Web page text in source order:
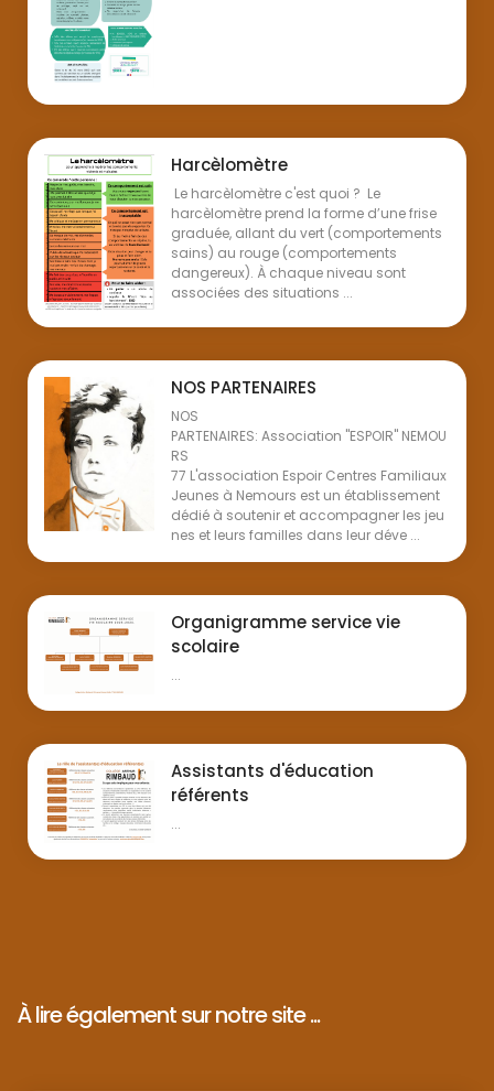
Harcèlomètre
Le harcèlomètre c'est quoi ? Le
harcèlomètre prend la forme d’une frise
graduée, allant du vert (comportements
sains) au rouge (comportements
dangereux). À chaque niveau sont
associées des situations ...
NOS PARTENAIRES
NOS
PARTENAIRES: Association "ESPOIR" NEMOU
RS
77 L'association Espoir Centres Familiaux
Jeunes à Nemours est un établissement
dédié à soutenir et accompagner les jeu
nes et leurs familles dans leur déve ...
Organigramme service vie
scolaire
...
Assistants d'éducation
référents
...
À lire également sur notre site ...